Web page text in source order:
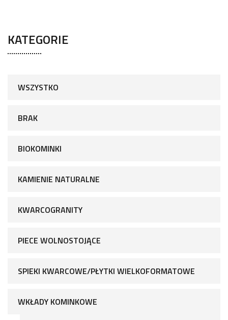
KATEGORIE
WSZYSTKO
BRAK
BIOKOMINKI
KAMIENIE NATURALNE
KWARCOGRANITY
PIECE WOLNOSTOJĄCE
SPIEKI KWARCOWE/PŁYTKI WIELKOFORMATOWE
WKŁADY KOMINKOWE